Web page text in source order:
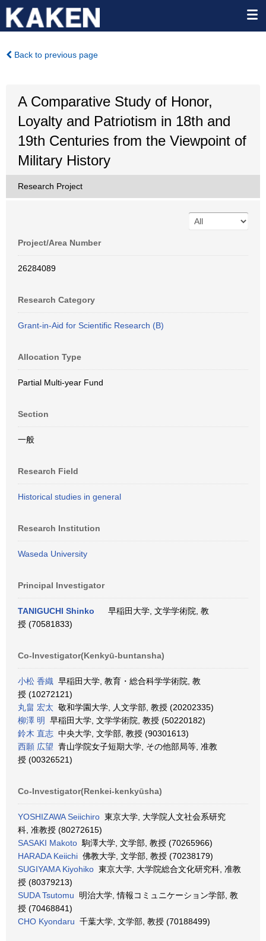
Back to previous page
A Comparative Study of Honor,
Loyalty and Patriotism in 18th and
19th Centuries from the Viewpoint of
Military History
Research Project
Project/Area Number
26284089
Research Category
Grant-in-Aid for Scientific Research (B)
Allocation Type
Partial Multi-year Fund
Section
一般
Research Field
Historical studies in general
Research Institution
Waseda University
Principal Investigator
TANIGUCHI Shinko
早稲田大学, 文学学術院, 教
授 (70581833)
Co-Investigator(Kenkyū-buntansha)
小松 香織 早稲田大学, 教育・総合科学学術院, 教
授 (10272121)
丸畠 宏太 敬和学園大学, 人文学部, 教授 (20202335)
柳澤 明
早稲田大学, 文学学術院, 教授 (50220182)
鈴木 直志 中央大学, 文学部, 教授 (90301613)
西願 広望 青山学院女子短期大学, その他部局等, 准教
授 (00326521)
Co-Investigator(Renkei-kenkyūsha)
YOSHIZAWA Seiichiro 東京大学, 大学院人文社会系研究
科, 准教授 (80272615)
SASAKI Makoto 駒澤大学, 文学部, 教授 (70265966)
HARADA Keiichi 佛教大学, 文学部, 教授 (70238179)
SUGIYAMA Kiyohiko 東京大学, 大学院総合文化研究科, 准教
授 (80379213)
SUDA Tsutomu 明治大学, 情報コミュニケーション学部, 教
授 (70468841)
CHO Kyondaru 千葉大学, 文学部, 教授 (70188499)